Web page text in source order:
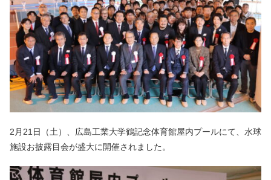
2月21日（土）、広島工業大学鶴記念体育館屋内プールにて、水球
施設お披露目会が盛大に開催されました。